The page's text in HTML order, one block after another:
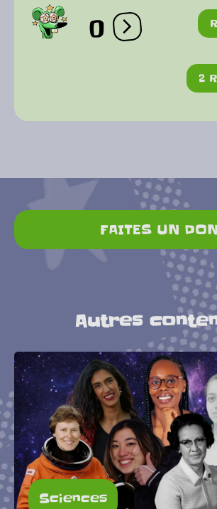
0 Ouvrir les
2
FAITES UN DON
Autres
Sciences